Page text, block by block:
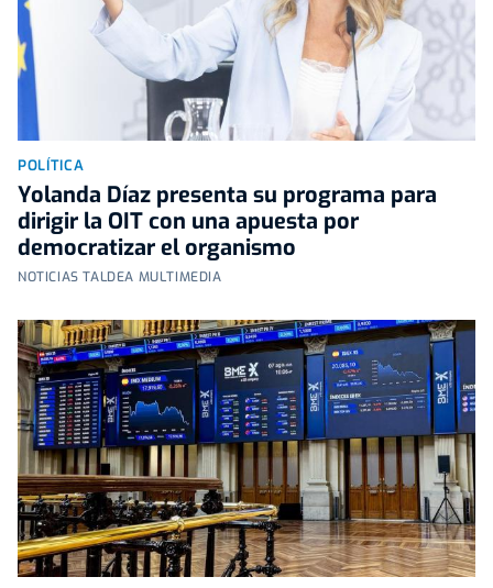
POLÍTICA
Yolanda Díaz presenta su programa para
dirigir la OIT con una apuesta por
democratizar el organismo
NOTICIAS TALDEA MULTIMEDIA